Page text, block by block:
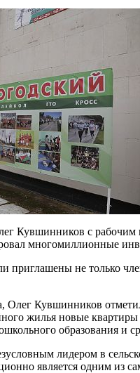
Кувшинников с рабочим
многомиллионные
приглашены не только
Олег Кувшинников
жилья новые
образования
лидером в
является одним из